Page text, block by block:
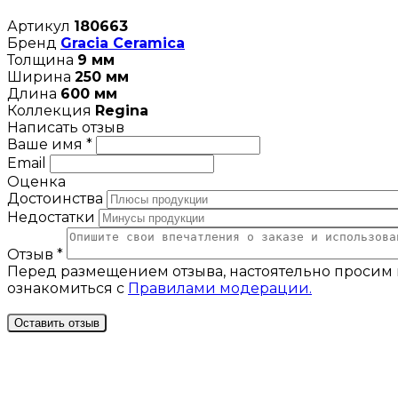
Артикул 180663
Бренд Gracia Ceramica
Толщина 9 мм
Ширина 250 мм
Длина 600 мм
Коллекция Regina
Написать отзыв
Ваше имя *
Email
Оценка
Достоинства
Недостатки
Отзыв *
Перед размещением отзыва, настоятельно просим
ознакомиться с Правилами модерации.